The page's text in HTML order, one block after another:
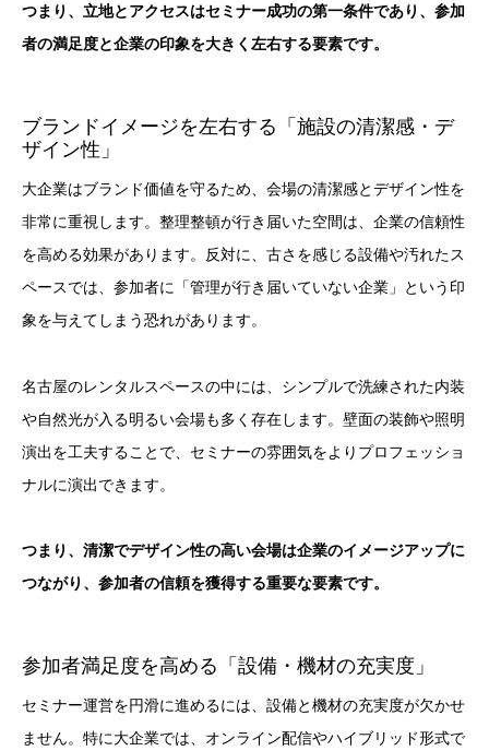
つまり、立地とアクセスはセミナー成功の第一条件であり、参加
者の満足度と企業の印象を大きく左右する要素です。
ブランドイメージを左右する「施設の清潔感・デ
ザイン性」
大企業はブランド価値を守るため、会場の清潔感とデザイン性を
非常に重視します。整理整頓が行き届いた空間は、企業の信頼性
を高める効果があります。反対に、古さを感じる設備や汚れたス
ペースでは、参加者に「管理が行き届いていない企業」という印
象を与えてしまう恐れがあります。
名古屋のレンタルスペースの中には、シンプルで洗練された内装
や自然光が入る明るい会場も多く存在します。壁面の装飾や照明
演出を工夫することで、セミナーの雰囲気をよりプロフェッショ
ナルに演出できます。
つまり、清潔でデザイン性の高い会場は企業のイメージアップに
つながり、参加者の信頼を獲得する重要な要素です。
参加者満足度を高める「設備・機材の充実度」
セミナー運営を円滑に進めるには、設備と機材の充実度が欠かせ
ません。特に大企業では、オンライン配信やハイブリッド形式で